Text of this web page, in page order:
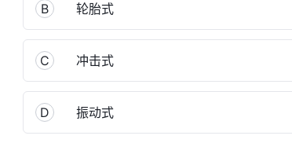
B 轮胎式
C 冲击式
D 振动式